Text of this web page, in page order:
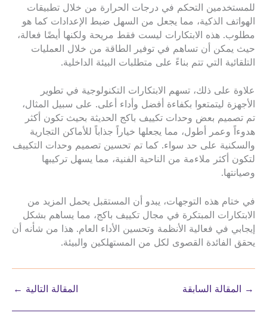
للمستخدمين التحكم في درجات الحرارة من خلال تطبيقات
الهواتف الذكية، مما يجعل من السهل ضبط الإعدادات كما هو
مطلوب. هذه الابتكارات ليست فقط مريحة ولكنها أيضًا فعالة،
حيث يمكن أن تساهم في توفير الطاقة من خلال العمليات
التلقائية التي تتم بناءً على متطلبات البيئة الداخلية.
علاوة على ذلك، تسهم الابتكارات التكنولوجية في تطوير
الأجهزة ليتمتعوا بكفاءة أفضل وأداء أعلى. على سبيل المثال،
تم تصميم بعض وحدات تكييف باكج الحديثة بحيث تكون أكثر
هدوءاً وعمر أطول، مما يجعلها خياراً جذاباً للأماكن التجارية
والسكنية على حد سواء. كما تم تحسين تصميم وحدات التكييف
لتكون أكثر ملاءمة من الناحية الفنية، مما يسهل تركيبها
وصيانتها.
في ختام هذه التوجهات، يبدو أن المستقبل يحمل المزيد من
الابتكارات المبتكرة في مجال تكييف باكج، مما يساهم بشكل
إيجابي في فعالية الأنظمة وتحسين الأداء العام. هذا من شأنه أن
يحقق الفائدة القصوى لكل من المستهلكين والبيئة.
→ المقالة السابقة المقالة التالية ←